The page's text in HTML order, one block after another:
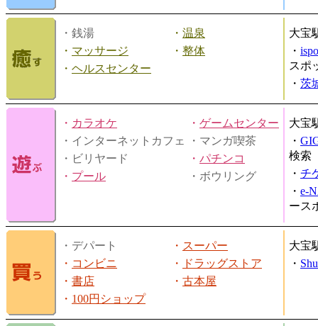
・銭湯 ・ 温泉
・ マッサージ ・ 整体
・ ヘルスセンター
大宝
・
スポ
・ 茨
・ カラオケ ・ ゲームセンター
・インターネットカフェ
・マンガ喫茶
・ビリヤード
・ パチンコ
・ プール ・ボウリング
大宝
・
検索
・ チ
・ e-
ース
・デパート ・ スーパー
・ コンビニ ・
ドラッグストア
・ 書店 ・ 古本屋
・ 100円ショップ
大宝
・